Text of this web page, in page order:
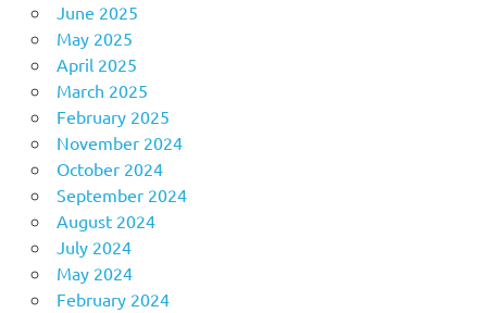
June 2025
May 2025
April 2025
March 2025
February 2025
November 2024
October 2024
September 2024
August 2024
July 2024
May 2024
February 2024